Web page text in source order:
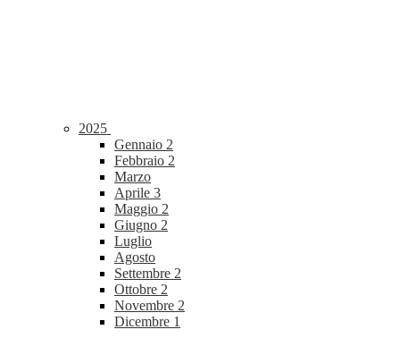
2025
Gennaio 2
Febbraio 2
Marzo
Aprile 3
Maggio 2
Giugno 2
Luglio
Agosto
Settembre 2
Ottobre 2
Novembre 2
Dicembre 1